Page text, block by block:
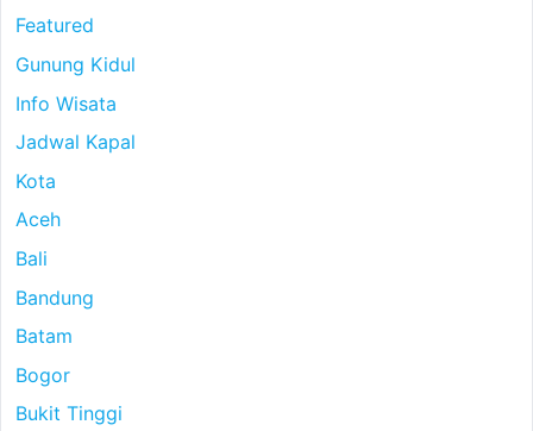
Featured
Gunung Kidul
Info Wisata
Jadwal Kapal
Kota
Aceh
Bali
Bandung
Batam
Bogor
Bukit Tinggi